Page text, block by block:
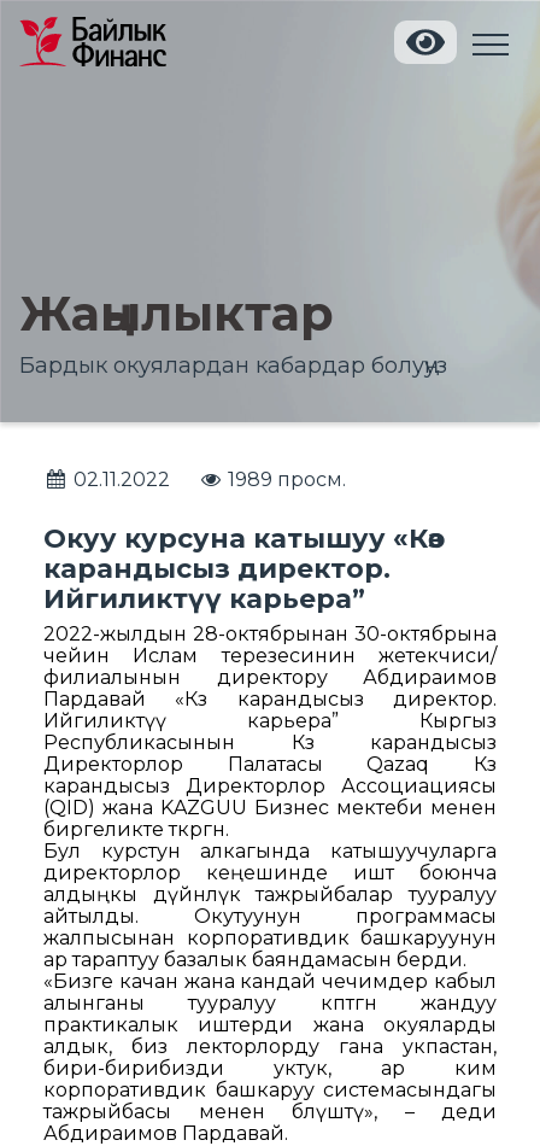
Жаңылыктар
Бардык окуялардан кабардар болуңуз
02.11.2022 1989 просм.
Окуу курсуна катышуу «Көз
карандысыз директор.
Ийгиликтүү карьера”
2022-жылдын 28-октябрынан 30-октябрына
чейин Ислам терезесинин жетекчиси/
филиалынын директору Абдираимов
Пардавай «Көз карандысыз директор.
Ийгиликтүү карьера” Кыргыз
Республикасынын Көз карандысыз
Директорлор Палатасы Qazaq Көз
карандысыз Директорлор Ассоциациясы
(QID) жана KAZGUU Бизнес мектеби менен
биргеликте өткөргөн.
Бул курстун алкагында катышуучуларга
директорлор кеңешинде иштөө боюнча
алдыңкы дүйнөлүк тажрыйбалар тууралуу
айтылды. Окутуунун программасы
жалпысынан корпоративдик башкаруунун
ар тараптуу базалык баяндамасын берди.
«Бизге качан жана кандай чечимдер кабыл
алынганы тууралуу көптөгөн жандуу
практикалык иштерди жана окуяларды
алдык, биз лекторлорду гана укпастан,
бири-бирибизди уктук, ар ким
корпоративдик башкаруу системасындагы
тажрыйбасы менен бөлүштү», – деди
Абдираимов Пардавай.